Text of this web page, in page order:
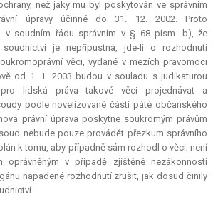
než jaký mu byl poskytován ve správním
úpravy účinné do 31. 12. 2002. Proto
v soudním řádu správním v § 68 písm. b), že
je nepřípustná, jde-li o rozhodnutí
věci, vydané v mezích pravomoci
od 1. 1. 2003 budou v souladu s judikaturou
lidská práva takové věci projednávat a
podle novelizované části páté občanského
právní úprava poskytne soukromým právům
nebude pouze provádět přezkum správního
k tomu, aby případně sám rozhodl o věci; není
oprávněným v případě zjištěné nezákonnosti
napadené rozhodnutí zrušit, jak dosud činily